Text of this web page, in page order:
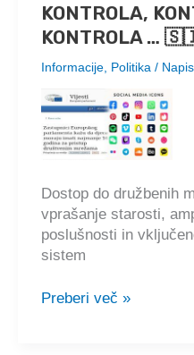
vas
lahko
pripelje
do
smrti
KONTROLA,
KONTROLA …
Informacije, Politika/
Dostop do družbenih
vprašanje starosti,
poslušnosti in
sistem
KONTROLA,
Preberi več »